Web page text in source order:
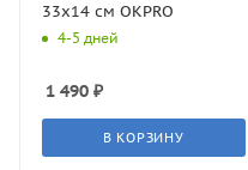
33x14 см OKPRO
4-5 дней
1 490 ₽
В КОРЗИНУ